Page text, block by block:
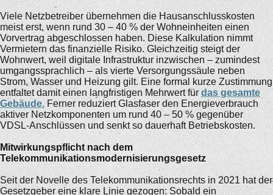
Viele Netzbetreiber übernehmen die Hausanschlusskosten
meist erst, wenn rund 30 – 40 % der Wohneinheiten einen
Vorvertrag abgeschlossen haben. Diese Kalkulation nimmt
Vermietern das finanzielle Risiko. Gleichzeitig steigt der
Wohnwert, weil digitale Infrastruktur inzwischen – zumindest
umgangssprachlich – als vierte Versorgungssäule neben
Strom, Wasser und Heizung gilt. Eine formal kurze Zustimmung
entfaltet damit einen langfristigen Mehrwert für das gesamte
Gebäude. Ferner reduziert Glasfaser den Energieverbrauch
aktiver Netzkomponenten um rund 40 – 50 % gegenüber
VDSL-Anschlüssen und senkt so dauerhaft Betriebskosten.
Mitwirkungspflicht nach dem
Telekommunikationsmodernisierungsgesetz
Seit der Novelle des Telekommunikationsrechts in 2021 hat der
Gesetzgeber eine klare Linie gezogen: Sobald ein